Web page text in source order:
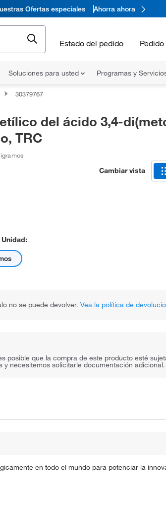
Ofertas especiales Ahorra ahora
Estado del pedido
Soluciones para usted Programas y
30379767
del ácido 3,4-
TRC
Cambiar vista
no se puede devolver. Vea la política de
posible que la compra de este producto esté
y necesitemos solicitarle documentación adicional.
en todo el mundo para potenciar la